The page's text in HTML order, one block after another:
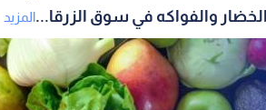
والفواكه في سوق الزرقا...المزيد